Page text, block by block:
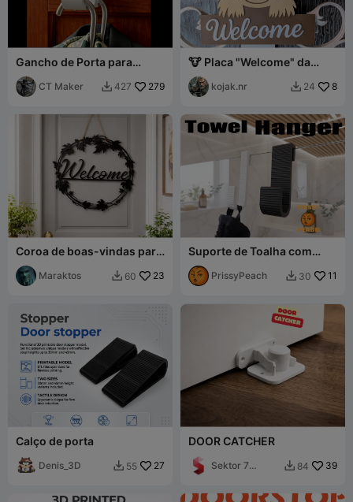
Gancho de Porta para
Cabides
CT Maker  427 279
🐮 Placa "Welcome" da
Vaca das Terras Altas /
Placa de Boas-vindas da
Vaca das Terras Altas
kojak.nr  24 8
Coroa de boas-vindas para
porta
Maraktos  60 23
Suporte de Toalha com
Gancho para Vidro de Box
com Linhas Transversais
PrissyPeach  30 11
Calço de porta
Denis_3D  55 27
DOOR CATCHER
Sektor 7
 84 39